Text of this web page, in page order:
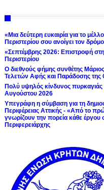
«Μια δεύτερη ευκαιρία για το
Περιστερίου σου ανοίγει τον
«Σεπτέμβρης 2026: Επιστροφή
Περιστερίου
Ο διεθνούς φήμης συνθέτης
Τελετών Αφής και Παράδοσης
Πολύ υψηλός κίνδυνος πυρκαγιάς
Αυγούστου 2026
Υπεγράφη η σύμβαση για τη
Περιφέρειας Αττικής - «Από το
γνωρίζουν την πορεία κάθε
Περιφερειάρχης